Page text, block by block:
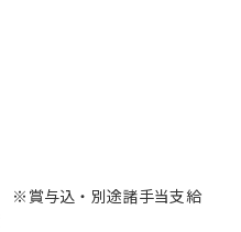
※賞与込・別途諸手当支給